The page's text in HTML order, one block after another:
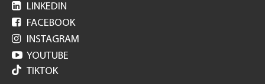
 LINKEDIN
 FACEBOOK
 INSTAGRAM
 YOUTUBE
TIKTOK